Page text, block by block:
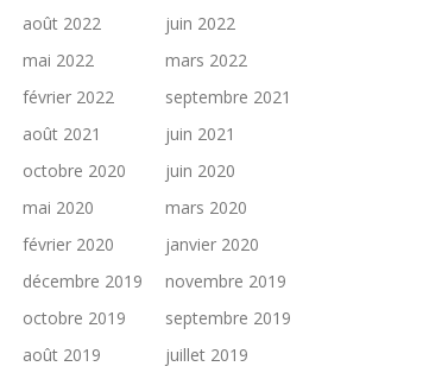
août 2022
juin 2022
mai 2022
mars 2022
février 2022
septembre 2021
août 2021
juin 2021
octobre 2020
juin 2020
mai 2020
mars 2020
février 2020
janvier 2020
décembre 2019
novembre 2019
octobre 2019
septembre 2019
août 2019
juillet 2019